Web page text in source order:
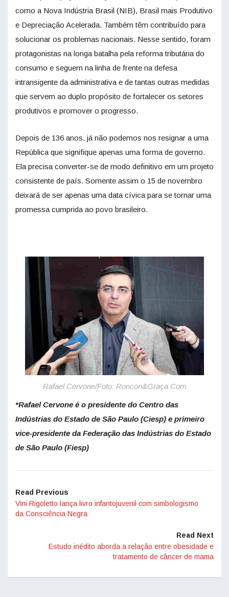
como a Nova Indústria Brasil (NIB), Brasil mais Produtivo
e Depreciação Acelerada. Também têm contribuído para
solucionar os problemas nacionais. Nesse sentido, foram
protagonistas na longa batalha pela reforma tributária do
consumo e seguem na linha de frente na defesa
intransigente da administrativa e de tantas outras medidas
que servem ao duplo propósito de fortalecer os setores
produtivos e promover o progresso.
Depois de 136 anos, já não podemos nos resignar a uma
República que signifique apenas uma forma de governo.
Ela precisa converter-se de modo definitivo em um projeto
consistente de país. Somente assim o 15 de novembro
deixará de ser apenas uma data cívica para se tornar uma
promessa cumprida ao povo brasileiro.
Rafael Cervone/Foto: Roncon&Graça Com
*Rafael Cervone é o presidente do Centro das
Indústrias do Estado de São Paulo (Ciesp) e primeiro
vice-presidente da Federação das Indústrias do Estado
de São Paulo (Fiesp)
Read Previous
Vini Rigoletto lança livro infantojuvenil com simbologismo
da Consciência Negra
Read Next
Estudo inédito aborda a relação entre obesidade e
tratamento de câncer de mama